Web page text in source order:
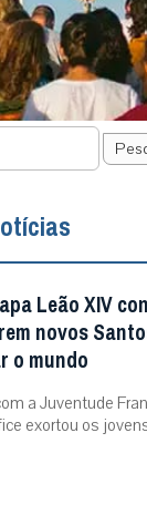
Leão XIV
novos
o mundo
a Juventude
exortou os